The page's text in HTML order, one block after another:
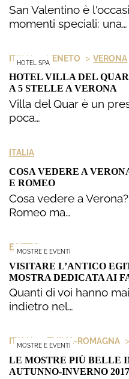
San Valentino è
momenti speciali: una…
HOTEL SPA
ITALIA > VENETO > VERONA
HOTEL VILLA DEL
A 5 STELLE A VERONA
Villa del Quar è un
poca…
ITALIA
COSA VEDERE A
E ROMEO
Cosa vedere a
Romeo ma…
MOSTRE E EVENTI
EGITTO
VISITARE L’ANTICO
MOSTRA DEDICATA AI
Quanti di voi hanno
indietro nel…
MOSTRE E EVENTI
ITALIA > EMILIA-ROMAGNA >
LE MOSTRE PIÙ BELLE
AUTUNNO-INVERNO